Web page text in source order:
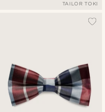
TAILOR TOKI